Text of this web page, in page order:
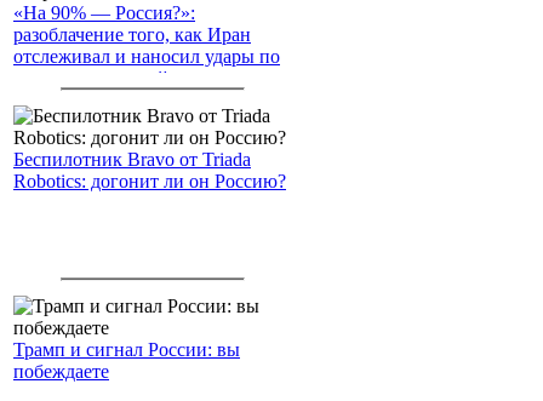
«На 90% — Россия?»:
разоблачение того, как Иран
отслеживал и наносил удары по
американским войскам
Беспилотник Bravo от Triada
Robotics: догонит ли он Россию?
Трамп и сигнал России: вы
побеждаете